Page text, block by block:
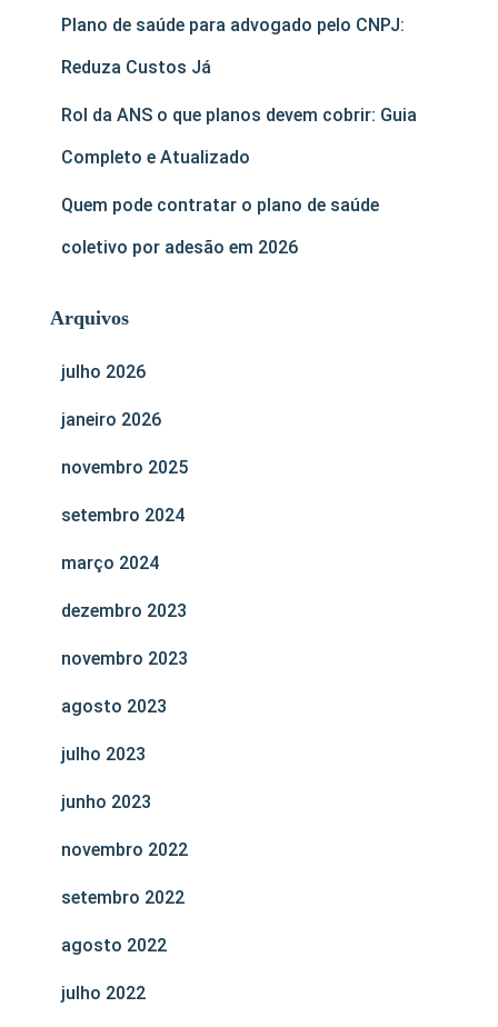
Plano de saúde para advogado pelo CNPJ:
Reduza Custos Já
Rol da ANS o que planos devem cobrir: Guia
Completo e Atualizado
Quem pode contratar o plano de saúde
coletivo por adesão em 2026
Arquivos
julho 2026
janeiro 2026
novembro 2025
setembro 2024
março 2024
dezembro 2023
novembro 2023
agosto 2023
julho 2023
junho 2023
novembro 2022
setembro 2022
agosto 2022
julho 2022